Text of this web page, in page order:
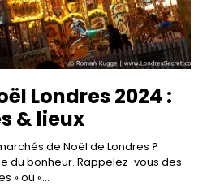
Londres 2024 :
& lieux
de Noël de Londres ?
du bonheur. Rappelez-vous des
» ou «...